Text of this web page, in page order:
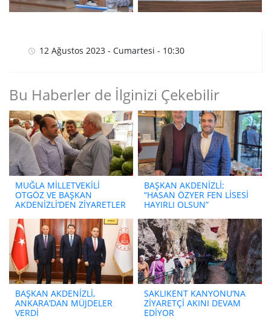
12 Ağustos 2023 - Cumartesi - 10:30
Bu Haberler de İlginizi Çekebilir
MUĞLA MİLLETVEKİLİ
OTGÖZ VE BAŞKAN
AKDENİZLİ’DEN ZİYARETLER
BAŞKAN AKDENİZLİ;
“HASAN ÖZYER FEN LİSESİ
HAYIRLI OLSUN”
BAŞKAN AKDENİZLİ,
ANKARA’DAN MÜJDELER
VERDİ
SAKLIKENT KANYONU’NA
ZİYARETÇİ AKINI DEVAM
EDİYOR